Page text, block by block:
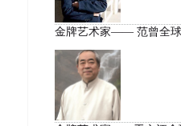
中国美术
金牌艺术家—— 范曾全